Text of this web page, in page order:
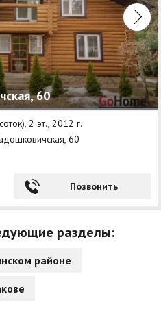
60
2 эт., 2012 г.
60
Позвонить
разделы:
районе